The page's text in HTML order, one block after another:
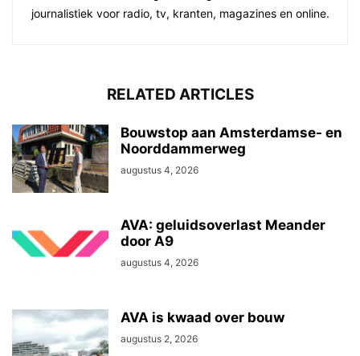
journalistiek voor radio, tv, kranten, magazines en online.
RELATED ARTICLES
Bouwstop aan Amsterdamse- en
Noorddammerweg
augustus 4, 2026
AVA: geluidsoverlast Meander
door A9
augustus 4, 2026
AVA is kwaad over bouw
augustus 2, 2026